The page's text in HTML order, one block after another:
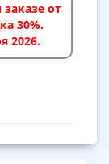
от
30%.
2026.